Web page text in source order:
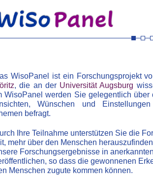
WisoPanel ist ein Forschungsprojekt
, die an der Universität Augsburg
WisoPanel werden Sie gelegentlich über
Wünschen und
befragt.
Ihre Teilnahme unterstützen Sie die
mehr über den Menschen
Forschungsergebnisse in
so dass die gewonnenen
Menschen zugute kommen können.